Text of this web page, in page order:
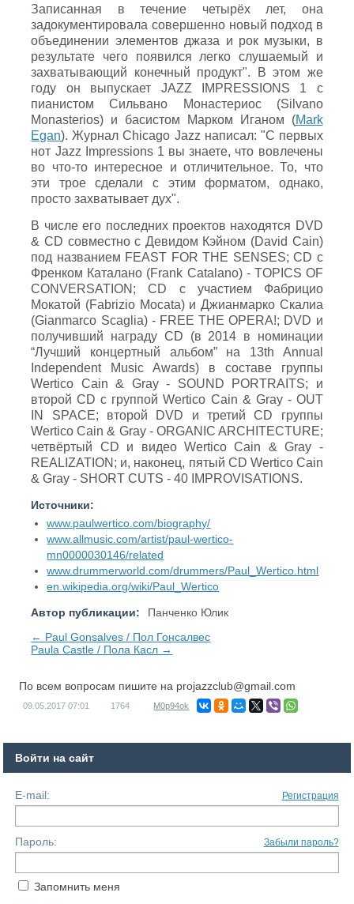
Записанная в течение четырёх лет, она
задокументировала совершенно новый подход в
объединении элементов джаза и рок музыки, в
результате чего появился легко слушаемый и
захватывающий конечный продукт". В этом же
году он выпускает JAZZ IMPRESSIONS 1 с
пианистом Сильвано Монастериос (Silvano
Monasterios) и басистом Марком Иганом (Mark
Egan). Журнал Chicago Jazz написал: "С первых
нот Jazz Impressions 1 вы знаете, что вовлечены
во что-то интересное и отличительное. То, что
эти трое сделали с этим форматом, однако,
просто захватывает дух".
В числе его последних проектов находятся DVD
& CD совместно с Девидом Кэйном (David Cain)
под названием FEAST FOR THE SENSES; CD с
Френком Каталано (Frank Catalano) - TOPICS OF
CONVERSATION; CD с участием Фабрицио
Мокатой (Fabrizio Mocata) и Джианмарко Скалиа
(Gianmarco Scaglia) - FREE THE OPERA!; DVD и
получивший награду CD (в 2014 в номинации
“Лучший концертный альбом” на 13th Annual
Independent Music Awards) в составе группы
Wertico Cain & Gray - SOUND PORTRAITS; и
второй CD с группой Wertico Cain & Gray - OUT
IN SPACE; второй DVD и третий CD группы
Wertico Cain & Gray - ORGANIC ARCHITECTURE;
четвёртый CD и видео Wertico Cain & Gray -
REALIZATION; и, наконец, пятый CD Wertico Cain
& Gray - SHORT CUTS - 40 IMPROVISATIONS.
Источники:
www.paulwertico.com/biography/
www.allmusic.com/artist/paul-wertico-
mn0000030146/related
www.drummerworld.com/drummers/Paul_Wertico.html
en.wikipedia.org/wiki/Paul_Wertico
Автор публикации:
Панченко Юлик
← Paul Gonsalves / Пол Гонсалвес
Paula Castle / Пола Касл →
По всем вопросам пишите на projazzclub@gmail.com
09.05.2017 07:01 1764 M0p94ok
Войти на сайт
E-mail: Регистрация
Пароль: Забыли пароль?
Запомнить меня